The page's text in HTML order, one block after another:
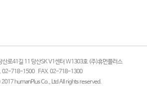
산로41길 11 당산SK V1센터 W1303호 (주)휴먼플러스
02-718-1500
FAX. 02-718-1300
humanPlus Co., Ltd All rights reserved.